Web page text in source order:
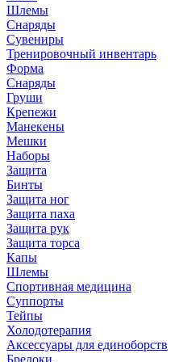
Шлемы
Снаряды
Сувениры
Тренировочный инвентарь
Форма
Снаряды
Груши
Крепежи
Манекены
Мешки
Наборы
Защита
Бинты
Защита ног
Защита паха
Защита рук
Защита торса
Капы
Шлемы
Спортивная медицина
Суппорты
Тейпы
Холодотерапия
Аксессуары для единоборств
Брелоки